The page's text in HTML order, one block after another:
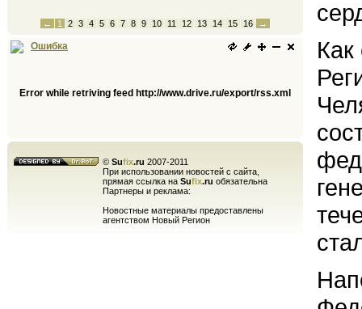
← 1 2 3 4 5 6 7 8 9 10 11 12 13 14 15 16 →
Ошибка
Error while retriving feed http://www.drive.ru/export/rss.xml
© Sufix.ru 2007-2011
При использовании новостей с сайта,
прямая ссылка на Sufix.ru обязательна
Партнеры и реклама:
Новостные материалы предоставлены
агентством Новый Регион